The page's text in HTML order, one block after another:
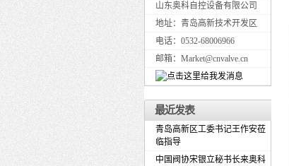
山东奥科自控设备有限公司
地址：青岛高新技术开发区
电话：0532-68006966
邮箱：Market@cnvalve.cn
最近发表
青岛高新区工委书记王作安莅
临指导
中国阀协宋银立秘书长来奥科